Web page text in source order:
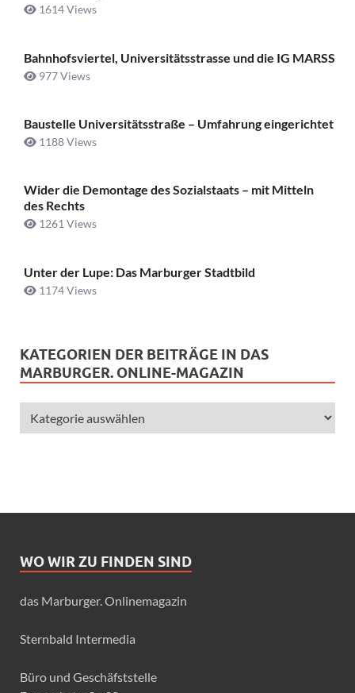
1614 Views
Bahnhofsviertel, Universitätsstrasse und die IG MARSS
977 Views
Baustelle Universitätsstraße ­– Umfahrung eingerichtet
1188 Views
Wider die Demontage des Sozialstaats – mit Mitteln
des Rechts
1261 Views
Unter der Lupe: Das Marburger Stadtbild
1174 Views
KATEGORIEN DER BEITRÄGE IN DAS
MARBURGER. ONLINE-MAGAZIN
WO WIR ZU FINDEN SIND
das Marburger. Onlinemagazin
Sternbald Intermedia
Büro und Geschäfststelle